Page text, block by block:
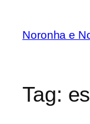
Noronha e
Tag: